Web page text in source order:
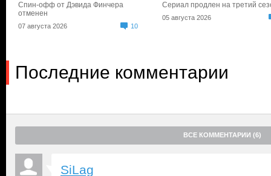
Спин-офф от Дэвида Финчера
отменен
07 августа 2026 10
Сериал продлен на третий
05 августа 2026
Последние комментарии
ВСЕ КОММЕНТАРИИ (6)
SiLag